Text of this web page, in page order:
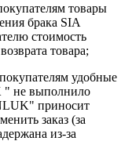
товары
брака SIA
стоимость
товара;
удобные
" не выполнило
приносит
заказ (за
из-за